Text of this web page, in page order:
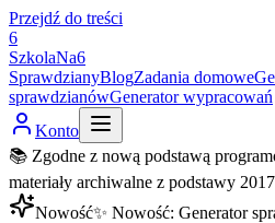
Przejdź do treści
6
SzkolaNa6
SprawdzianyBlogZadania domowe
sprawdzianówGenerator wypracowań
Konto
📚 Zgodne z nową podstawą
materiały archiwalne z podstawy 2017
Nowość✨ Nowość: Generator